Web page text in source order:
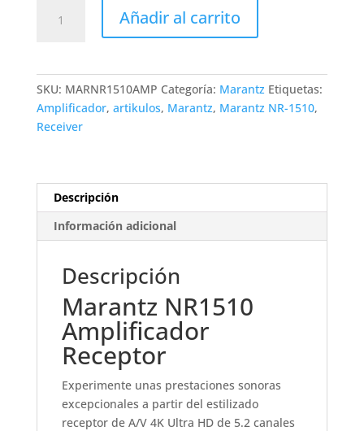
Marantz
Añadir al carrito
SKU: MARNR1510AMP Categoría: Marantz Etiquetas:
Amplificador, artikulos, Marantz, Marantz NR-1510,
Receiver
Descripción
Información adicional
Descripción
Marantz NR1510
Amplificador
Receptor
Experimente unas prestaciones sonoras
excepcionales a partir del estilizado
receptor de A/V 4K Ultra HD de 5.2 canales